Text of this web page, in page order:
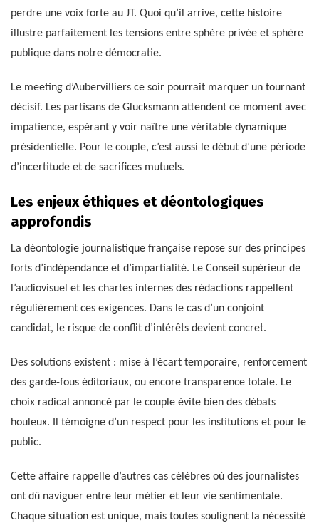
perdre une voix forte au JT. Quoi qu’il arrive, cette histoire
illustre parfaitement les tensions entre sphère privée et sphère
publique dans notre démocratie.
Le meeting d’Aubervilliers ce soir pourrait marquer un tournant
décisif. Les partisans de Glucksmann attendent ce moment avec
impatience, espérant y voir naître une véritable dynamique
présidentielle. Pour le couple, c’est aussi le début d’une période
d’incertitude et de sacrifices mutuels.
Les enjeux éthiques et déontologiques
approfondis
La déontologie journalistique française repose sur des principes
forts d’indépendance et d’impartialité. Le Conseil supérieur de
l’audiovisuel et les chartes internes des rédactions rappellent
régulièrement ces exigences. Dans le cas d’un conjoint
candidat, le risque de conflit d’intérêts devient concret.
Des solutions existent : mise à l’écart temporaire, renforcement
des garde-fous éditoriaux, ou encore transparence totale. Le
choix radical annoncé par le couple évite bien des débats
houleux. Il témoigne d’un respect pour les institutions et pour le
public.
Cette affaire rappelle d’autres cas célèbres où des journalistes
ont dû naviguer entre leur métier et leur vie sentimentale.
Chaque situation est unique, mais toutes soulignent la nécessité